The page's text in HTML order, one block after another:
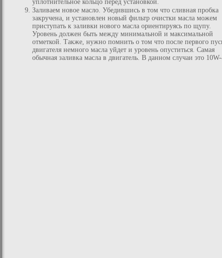
уплотнительное кольцо перед установкой.
Заливаем новое масло. Убедившись в том что сливная пробка
закручена, и установлен новый фильтр очистки масла можем
приступать к заливки нового масла ориентируясь по щупу.
Уровень должен быть между минимальной и максимальной
отметкой. Также, нужно помнить о том что после первого
двигателя немного масла уйдет и уровень опуститься. Самая
обычная заливка масла в двигатель. В данном случаи это